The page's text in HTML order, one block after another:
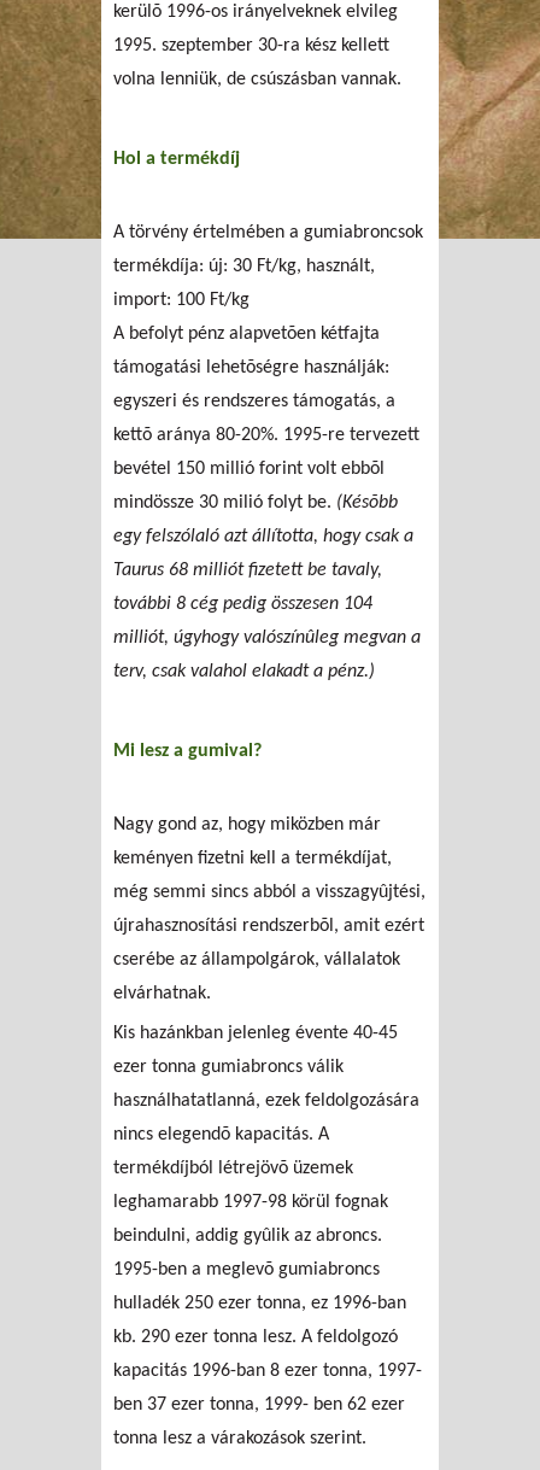
kerülõ 1996-os irányelveknek elvileg
1995. szeptember 30-ra kész kellett
volna lenniük, de csúszásban vannak.
Hol a termékdíj
A törvény értelmében a gumiabroncsok
termékdíja: új: 30 Ft/kg, használt,
import: 100 Ft/kg
A befolyt pénz alapvetõen kétfajta
támogatási lehetõségre használják:
egyszeri és rendszeres támogatás, a
kettõ aránya 80-20%. 1995-re tervezett
bevétel 150 millió forint volt ebbõl
mindössze 30 milió folyt be. (Késõbb
egy felszólaló azt állította, hogy csak a
Taurus 68 milliót fizetett be tavaly,
további 8 cég pedig összesen 104
milliót, úgyhogy valószínûleg megvan a
terv, csak valahol elakadt a pénz.)
Mi lesz a gumival?
Nagy gond az, hogy miközben már
keményen fizetni kell a termékdíjat,
még semmi sincs abból a visszagyûjtési,
újrahasznosítási rendszerbõl, amit ezért
cserébe az állampolgárok, vállalatok
elvárhatnak.
Kis hazánkban jelenleg évente 40-45
ezer tonna gumiabroncs válik
használhatatlanná, ezek feldolgozására
nincs elegendõ kapacitás. A
termékdíjból létrejövõ üzemek
leghamarabb 1997-98 körül fognak
beindulni, addig gyûlik az abroncs.
1995-ben a meglevõ gumiabroncs
hulladék 250 ezer tonna, ez 1996-ban
kb. 290 ezer tonna lesz. A feldolgozó
kapacitás 1996-ban 8 ezer tonna, 1997-
ben 37 ezer tonna, 1999- ben 62 ezer
tonna lesz a várakozások szerint.